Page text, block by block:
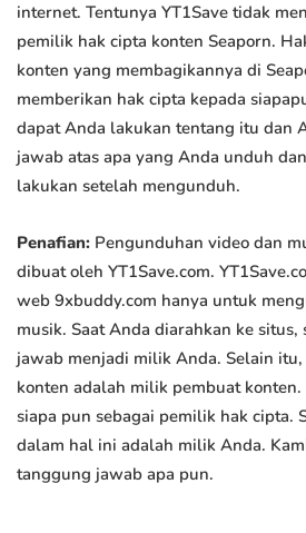
internet. Tentunya YT1Save tidak
pemilik hak cipta konten Seaporn.
konten yang membagikannya di
memberikan hak cipta kepada
dapat Anda lakukan tentang itu dan
jawab atas apa yang Anda unduh
lakukan setelah mengunduh.
Penafian: Pengunduhan video dan
dibuat oleh YT1Save.com.
web 9xbuddy.com hanya untuk
musik. Saat Anda diarahkan ke situs,
jawab menjadi milik Anda. Selain
konten adalah milik pembuat
siapa pun sebagai pemilik hak cipta.
dalam hal ini adalah milik Anda.
tanggung jawab apa pun.